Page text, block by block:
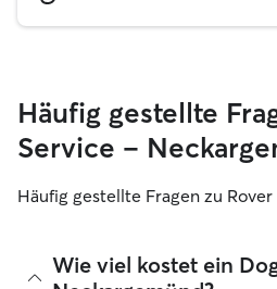
Häufig gestellte
Service –
Häufig gestellte Fragen zu Rover
Wie viel kostet ein